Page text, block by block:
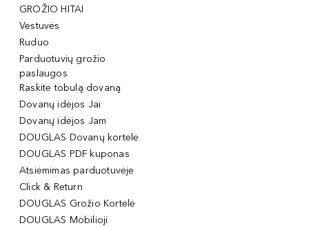
GROŽIO HITAI
Vestuvės
Ruduo
Parduotuvių grožio
paslaugos
Raskite tobulą dovaną
Dovanų idėjos Jai
Dovanų idėjos Jam
DOUGLAS Dovanų kortelė
DOUGLAS PDF kuponas
Atsiėmimas parduotuvėje
Click & Return
DOUGLAS Grožio Kortelė
DOUGLAS Mobilioji